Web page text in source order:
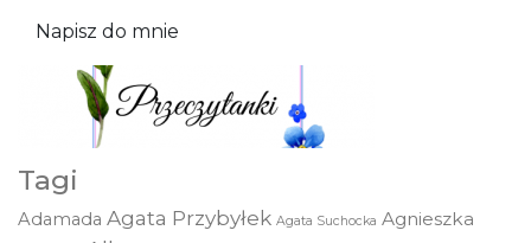
Napisz do mnie
Tagi
Adamada Agata Przybyłek Agata Suchocka Agnieszka